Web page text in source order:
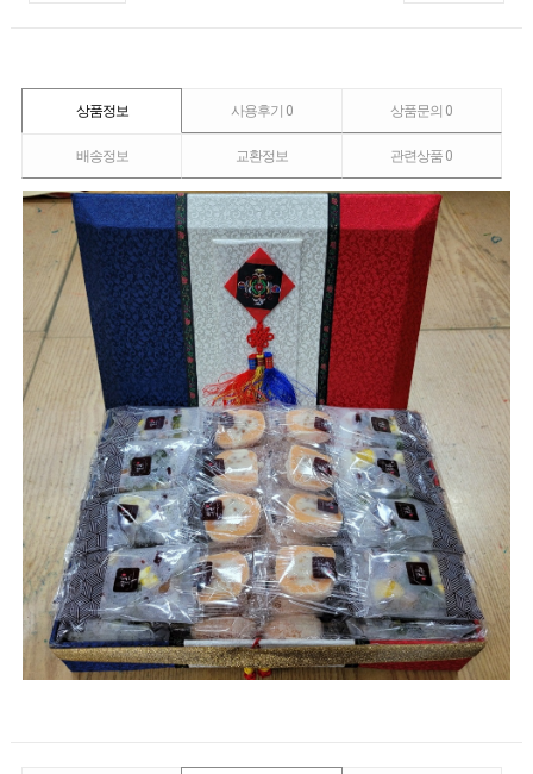
상품정보 사용후기 0 상품문의 0
배송정보 교환정보 관련상품 0